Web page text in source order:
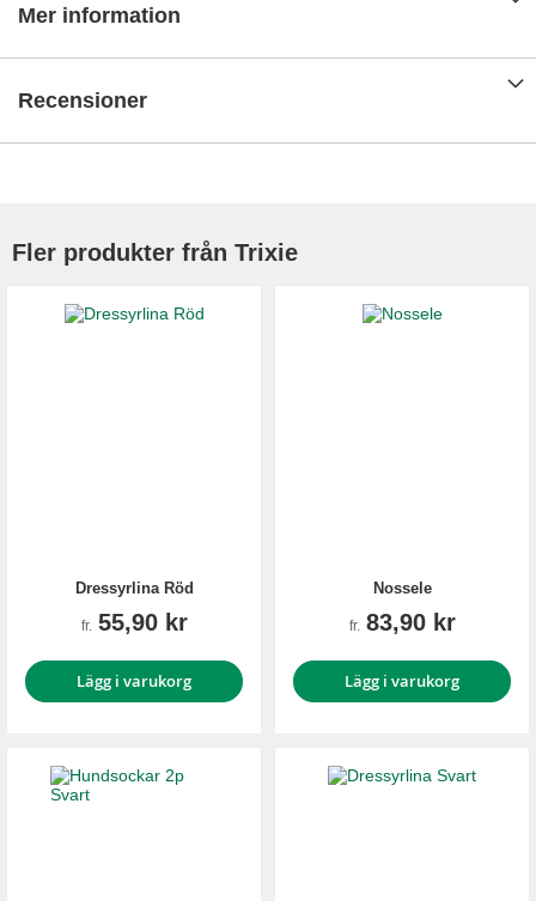
Mer information
Recensioner
Fler produkter från Trixie
Dressyrlina Röd
fr. 55,90 kr
Lägg i varukorg
Nossele
fr. 83,90 kr
Lägg i varukorg